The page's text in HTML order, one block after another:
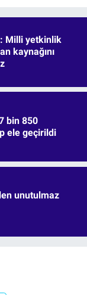
Milli yetkinlik
kaynağını
bin 850
ele geçirildi
unutulmaz